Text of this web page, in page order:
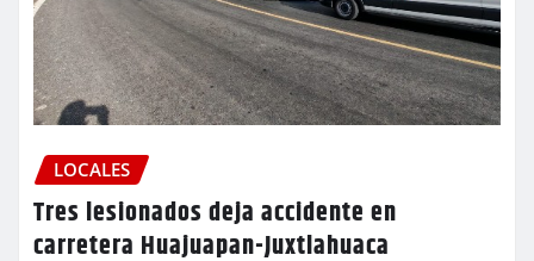
LOCALES
Tres lesionados deja accidente en
carretera Huajuapan-Juxtlahuaca